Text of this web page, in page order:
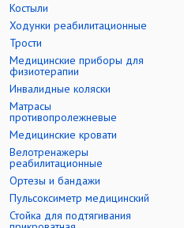
Костыли
Ходунки реабилитационные
Трости
Медицинские приборы для
физиотерапии
Инвалидные коляски
Матрасы
противопролежневые
Медицинские кровати
Велотренажеры
реабилитационные
Ортезы и бандажи
Пульсоксиметр медицинский
Стойка для подтягивания